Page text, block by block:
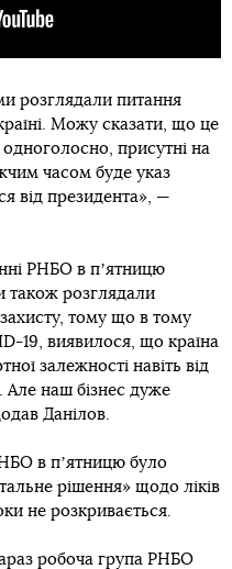
розглядали питання
Можу сказати, що це
присутні на
часом буде указ
від президента», —
РНБО в пʼятницю
також розглядали
захисту, тому що в тому
19, виявилося, що країна
залежності навіть від
Але наш бізнес дуже
Данілов.
в пʼятницю було
рішення» щодо ліків
не розкривається.
робоча група РНБО